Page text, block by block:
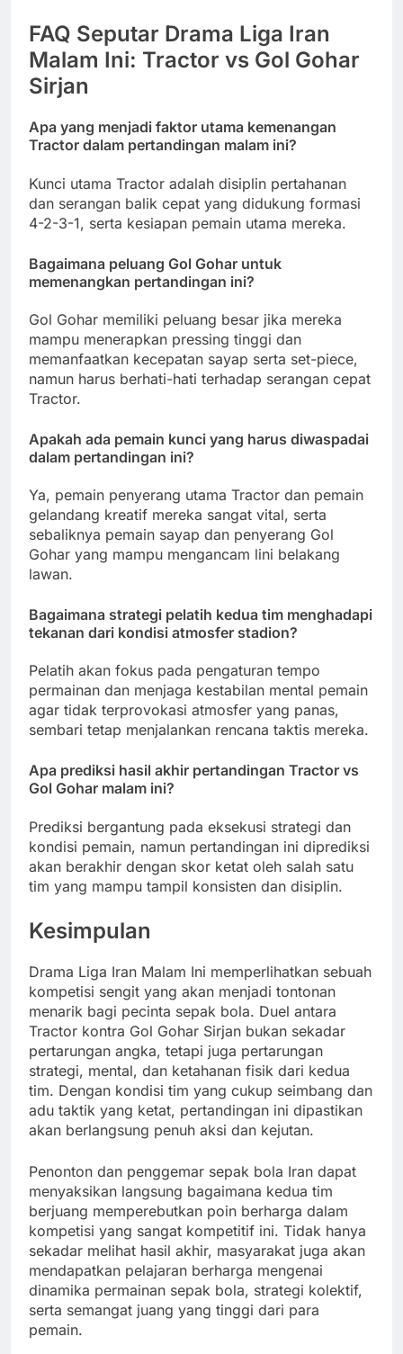
FAQ Seputar Drama Liga Iran
Malam Ini: Tractor vs Gol Gohar
Sirjan
Apa yang menjadi faktor utama kemenangan
Tractor dalam pertandingan malam ini?
Kunci utama Tractor adalah disiplin pertahanan
dan serangan balik cepat yang didukung formasi
4-2-3-1, serta kesiapan pemain utama mereka.
Bagaimana peluang Gol Gohar untuk
memenangkan pertandingan ini?
Gol Gohar memiliki peluang besar jika mereka
mampu menerapkan pressing tinggi dan
memanfaatkan kecepatan sayap serta set-piece,
namun harus berhati-hati terhadap serangan cepat
Tractor.
Apakah ada pemain kunci yang harus diwaspadai
dalam pertandingan ini?
Ya, pemain penyerang utama Tractor dan pemain
gelandang kreatif mereka sangat vital, serta
sebaliknya pemain sayap dan penyerang Gol
Gohar yang mampu mengancam lini belakang
lawan.
Bagaimana strategi pelatih kedua tim menghadapi
tekanan dari kondisi atmosfer stadion?
Pelatih akan fokus pada pengaturan tempo
permainan dan menjaga kestabilan mental pemain
agar tidak terprovokasi atmosfer yang panas,
sembari tetap menjalankan rencana taktis mereka.
Apa prediksi hasil akhir pertandingan Tractor vs
Gol Gohar malam ini?
Prediksi bergantung pada eksekusi strategi dan
kondisi pemain, namun pertandingan ini diprediksi
akan berakhir dengan skor ketat oleh salah satu
tim yang mampu tampil konsisten dan disiplin.
Kesimpulan
Drama Liga Iran Malam Ini memperlihatkan sebuah
kompetisi sengit yang akan menjadi tontonan
menarik bagi pecinta sepak bola. Duel antara
Tractor kontra Gol Gohar Sirjan bukan sekadar
pertarungan angka, tetapi juga pertarungan
strategi, mental, dan ketahanan fisik dari kedua
tim. Dengan kondisi tim yang cukup seimbang dan
adu taktik yang ketat, pertandingan ini dipastikan
akan berlangsung penuh aksi dan kejutan.
Penonton dan penggemar sepak bola Iran dapat
menyaksikan langsung bagaimana kedua tim
berjuang memperebutkan poin berharga dalam
kompetisi yang sangat kompetitif ini. Tidak hanya
sekadar melihat hasil akhir, masyarakat juga akan
mendapatkan pelajaran berharga mengenai
dinamika permainan sepak bola, strategi kolektif,
serta semangat juang yang tinggi dari para
pemain.